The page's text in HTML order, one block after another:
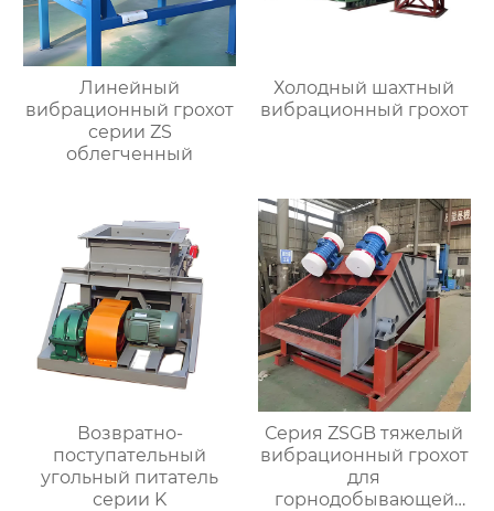
Линейный
вибрационный грохот
серии ZS
облегченный
Холодный шахтный
вибрационный грохот
Возвратно-
поступательный
угольный питатель
серии K
Серия ZSGB тяжелый
вибрационный грохот
для
горнодобывающей